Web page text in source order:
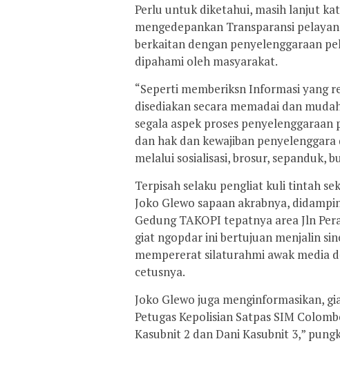
Perlu untuk diketahui, masih lanjut
mengedepankan Transparansi
berkaitan dengan penyelenggaraan
dipahami oleh masyarakat.
“Seperti memberiksn Informasi yang
disediakan secara memadai dan
segala aspek proses
dan hak dan kewajiban
melalui sosialisasi, brosur, sepanduk,
Terpisah selaku pengliat kuli tintah
Joko Glewo sapaan akrabnya,
Gedung TAKOPI tepatnya area Jln
giat ngopdar ini bertujuan menjalin
mempererat silaturahmi awak media
cetusnya.
Joko Glewo juga menginformasikan,
Petugas Kepolisian Satpas SIM
Kasubnit 2 dan Dani Kasubnit 3,”